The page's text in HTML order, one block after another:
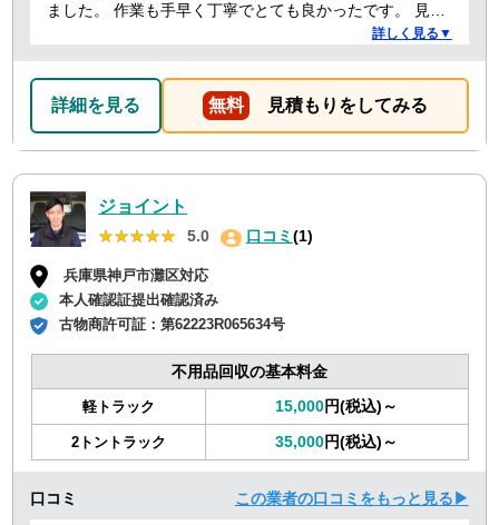
ました。 作業も手早く丁寧でとても良かったです。 見積
り金額以上の追加料金もありませんでした。 ありがとう
詳しく見る▼
詳細を見る 無料 見積もりをしてみる
ジョイント
★★★★★
★★★★★ 5.0 口コミ(1)
兵庫県神戸市灘区対応
本人確認証提出確認済み
古物商許可証：第62223R065634号
不用品回収の基本料金
軽トラック 15,000円(税込)～
2トントラック 35,000円(税込)～
口コミ この業者の口コミをもっと見る▶